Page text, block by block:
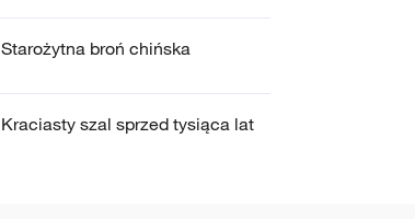
Starożytna broń chińska
Kraciasty szal sprzed tysiąca lat